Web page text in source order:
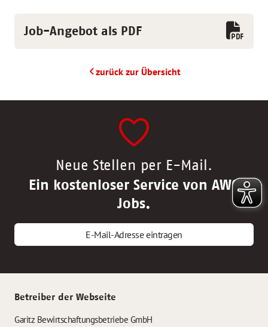
Job-Angebot als PDF
zurück zur Übersicht
Neue Stellen per E-Mail.
Ein kostenloser Service von AWO
Jobs.
E-Mail-Adresse eintragen
Betreiber der Webseite
Garitz Bewirtschaftungsbetriebe GmbH